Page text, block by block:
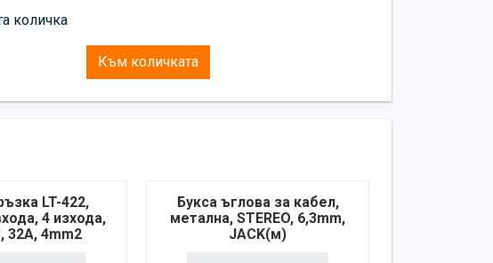
количка
Към количката
LT-422,
4 изхода,
32A, 4mm2
Букса ъглова за кабел,
метална, STEREO, 6,3mm,
JACK(м)